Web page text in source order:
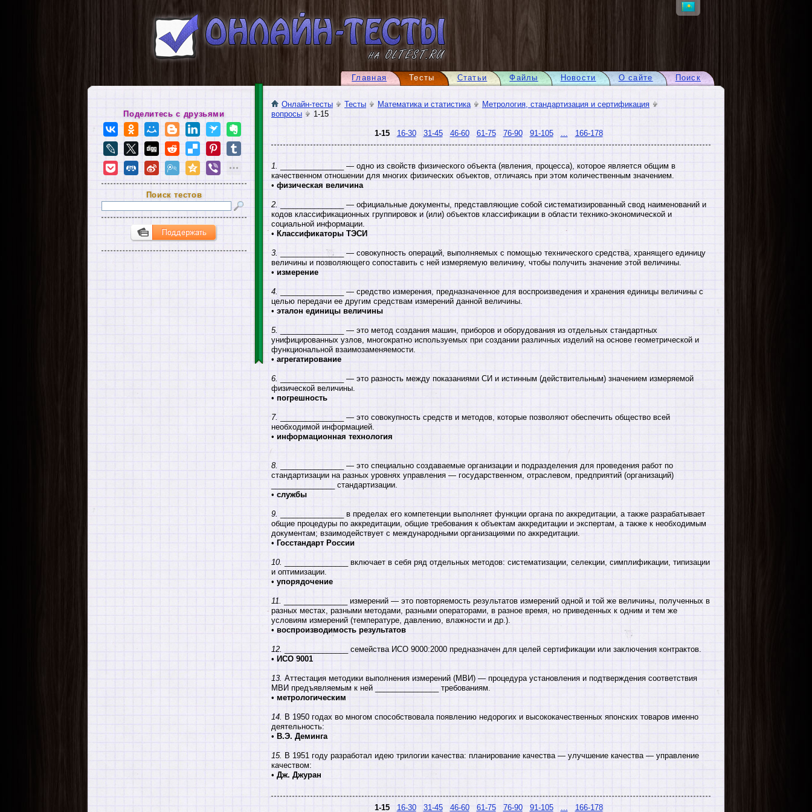
Поиск
О сайте
Новости
Файлы
Статьи
Тесты
Главная
Онлайн-тесты Тесты Математика и статистика
Метрология, стандартизация и сертификация
вопросы
1-15
1-15 16-30 31-45 46-60 61-75 76-90 91-105 166-178
1.
_______________ — одно из свойств физического объекта (явления, процесса), которое является общим в
качественном отношении для многих физических объектов, отличаясь при этом количественным значением.
• физическая величина
2.
_______________ — официальные документы, представляющие собой систематизированный свод наименований и
кодов классификационных группировок и (или) объектов классификации в области технико-экономической и
социальной информации.
• Классификаторы ТЭСИ
3.
_______________ — совокупность операций, выполняемых с помощью технического средства, хранящего единицу
величины и позволяющего сопоставить с ней измеряемую величину, чтобы получить значение этой величины.
• измерение
4.
_______________ — средство измерения, предназначенное для воспроизведения и хранения единицы величины с
целью передачи ее другим средствам измерений данной величины.
• эталон единицы величины
5.
_______________ — это метод создания машин, приборов и оборудования из отдельных стандартных
унифицированных узлов, многократно используемых при создании различных изделий на основе геометрической и
функциональной взаимозаменяемости.
• агрегатирование
6.
_______________ — это разность между показаниями СИ и истинным (действительным) значением измеряемой
физической величины.
• погрешность
7.
_______________ — это совокупность средств и методов, которые позволяют обеспечить общество всей
необходимой информацией.
• информационная технология
8.
_______________ — это специально создаваемые организации и подразделения для проведения работ по
стандартизации на разных уровнях управления — государственном, отраслевом, предприятий (организаций)
_______________ стандартизации.
• службы
9.
_______________ в пределах его компетенции выполняет функции органа по аккредитации, а также разрабатывает
общие процедуры по аккредитации, общие требования к объектам аккредитации и экспертам, а также к необходимым
документам; взаимодействует с международными организациями по аккредитации.
• Госстандарт России
10.
_______________ включает в себя ряд отдельных методов: систематизации, селекции, симплификации, типизации
и оптимизации.
• упорядочение
11.
_______________ измерений — это повторяемость результатов измерений одной и той же величины, полученных в
разных местах, разными методами, разными операторами, в разное время, но приведенных к одним и тем же
условиям измерений (температуре, давлению, влажности и др.).
• воспроизводимость результатов
12.
_______________ семейства ИСО 9000:2000 предназначен для целей сертификации или заключения контрактов.
• ИСО 9001
13. Аттестация методики выполнения измерений (МВИ) — процедура установления и подтверждения соответствия
МВИ предъявляемым к ней _______________ требованиям.
• метрологическим
14. В 1950 годах во многом способствовала появлению недорогих и высококачественных японских товаров именно
деятельность:
• В.Э. Деминга
15. В 1951 году разработал идею трилогии качества: планирование качества — улучшение качества — управление
качеством:
• Дж. Джуран
1-15 16-30 31-45 46-60 61-75 76-90 91-105 166-178
Поделитесь с друзьями
Поиск тестов